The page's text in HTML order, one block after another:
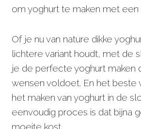
om yoghurt te maken met
Of je nu van nature dikke
lichtere variant houdt, met de
je de perfecte yoghurt maken
wensen voldoet. En het beste
het maken van yoghurt in de
eenvoudig proces is dat bijna
moeite kost.